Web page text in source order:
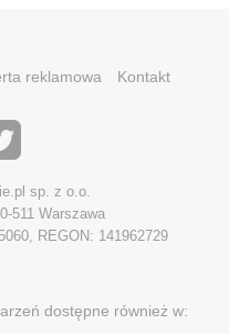
reklamowa Kontakt
sp. z o.o.
511 Warszawa
REGON: 141962729
dostępne również w: